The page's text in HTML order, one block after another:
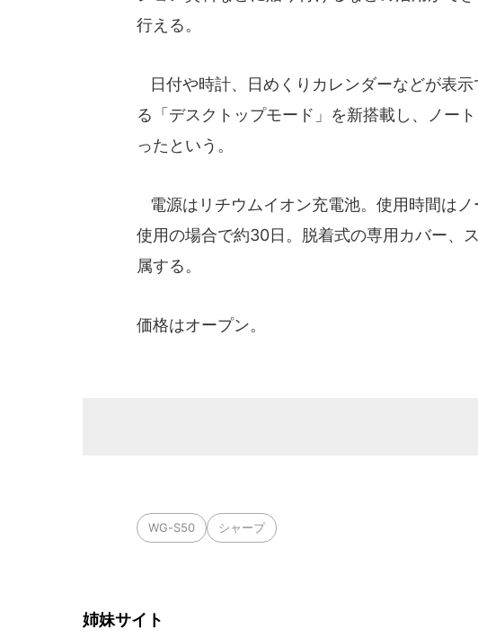
行える。
日付や時計、日めくりカレンダーなどが表
る「デスクトップモード」を新搭載し、ノー
ったという。
電源はリチウムイオン充電池。使用時間は
使用の場合で約30日。脱着式の専用カバー、
属する。
価格はオープン。
WG-S50 シャープ
姉妹サイト